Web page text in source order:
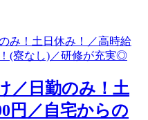
／日勤のみ！土
円／自宅からの